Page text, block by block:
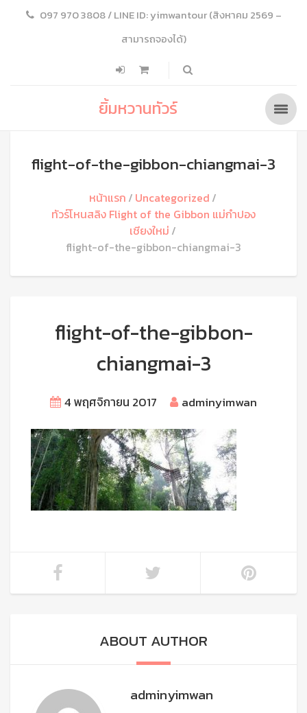
097 970 3808 / LINE ID: yimwantour (สิงหาคม 2569 –
สามารถจองได้)
ยิ้มหวานทัวร์
flight-of-the-gibbon-chiangmai-3
หน้าแรก
Uncategorized
ทัวร์โหนสลิง Flight of the Gibbon แม่กําปอง
เชียงใหม่
flight-of-the-gibbon-chiangmai-3
flight-of-the-gibbon-
chiangmai-3
4 พฤศจิกายน 2017 adminyimwan
ABOUT AUTHOR
adminyimwan